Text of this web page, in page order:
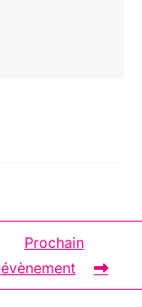
Prochain
évènement